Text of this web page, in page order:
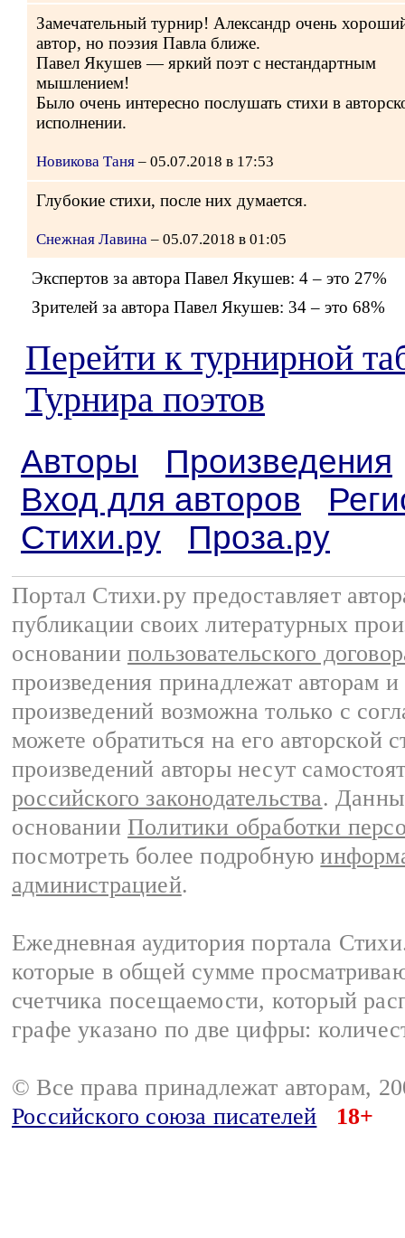
Замечательный турнир! Александр очень
автор, но поэзия Павла ближе.
Павел Якушев — яркий поэт с нестандартным
мышлением!
Было очень интересно послушать стихи в
исполнении.
Новикова Таня – 05.07.2018 в 17:53
Глубокие стихи, после них думается.
Снежная Лавина – 05.07.2018 в 01:05
Экспертов за автора Павел Якушев: 4 – это 27%
Зрителей за автора Павел Якушев: 34 – это 68%
Перейти к турнирной
Турнира поэтов
Авторы
Произведения
Вход для авторов
Стихи.ру
Проза.ру
Портал Стихи.ру предоставляет
публикации своих литературных
основании пользовательского
произведения принадлежат авторам
произведений возможна только с
можете обратиться на его авторской
произведений авторы несут
российского законодательства.
основании Политики обработки
посмотреть более подробную
администрацией.
Ежедневная аудитория портала
которые в общей сумме
счетчика посещаемости, который
графе указано по две цифры:
© Все права принадлежат авторам,
Российского союза писателей
18+